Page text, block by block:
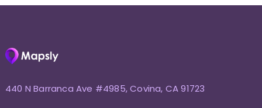
440 N Barranca Ave #4985, Covina, CA 91723